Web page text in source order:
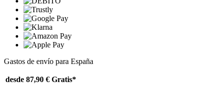
Gastos de envío para España
desde 87,90 € Gratis*